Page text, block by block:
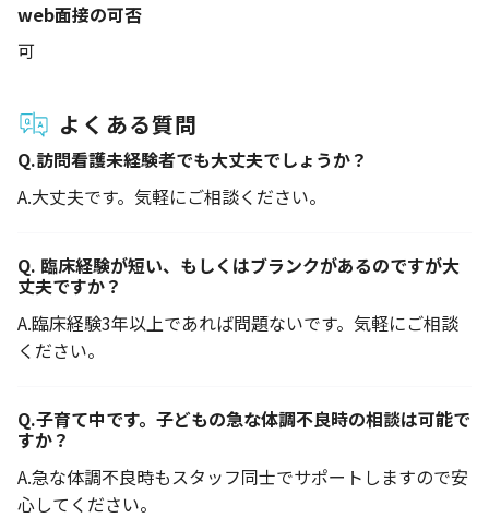
web面接の可否
可
よくある質問
Q.訪問看護未経験者でも大丈夫でしょうか？
A.大丈夫です。気軽にご相談ください。
Q. 臨床経験が短い、もしくはブランクがあるのですが大
丈夫ですか？
A.臨床経験3年以上であれば問題ないです。気軽にご相談
ください。
Q.子育て中です。子どもの急な体調不良時の相談は可能で
すか？
A.急な体調不良時もスタッフ同士でサポートしますので安
心してください。